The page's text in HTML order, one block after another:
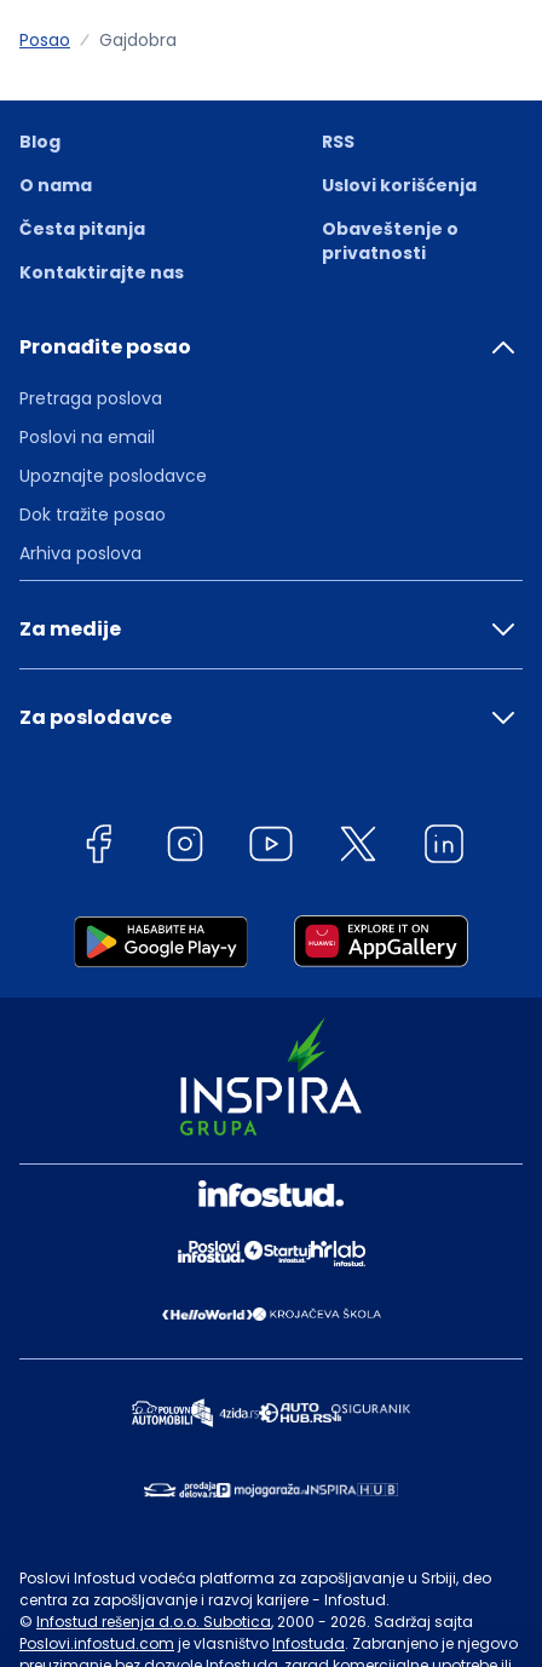
Posao Gajdobra
Blog
O nama
Česta pitanja
Kontaktirajte nas
RSS
Uslovi korišćenja
Obaveštenje o
privatnosti
Pronađite posao
Pretraga poslova
Poslovi na email
Upoznajte poslodavce
Dok tražite posao
Arhiva poslova
Za medije
Za poslodavce
Poslovi Infostud vodeća platforma za zapošljavanje u Srbiji, deo
centra za zapošljavanje i razvoj karijere - Infostud.
© Infostud rešenja d.o.o. Subotica, 2000 - 2026. Sadržaj sajta
Poslovi.infostud.com je vlasništvoInfostuda. Zabranjeno je njegovo